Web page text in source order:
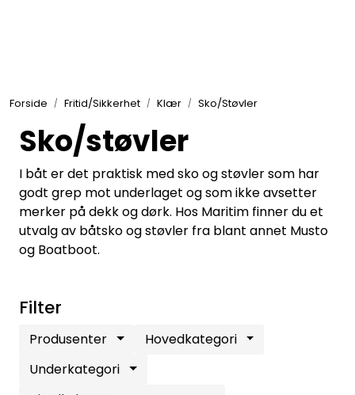
Forside Fritid/Sikkerhet Klær Sko/Støvler
Sko/støvler
I båt er det praktisk med sko og støvler som har
godt grep mot underlaget og som ikke avsetter
merker på dekk og dørk. Hos Maritim finner du et
utvalg av båtsko og støvler fra blant annet Musto
og Boatboot.
Filter
Produsenter
Hovedkategori
Underkategori
Komfort
VVS
Motor/Styring